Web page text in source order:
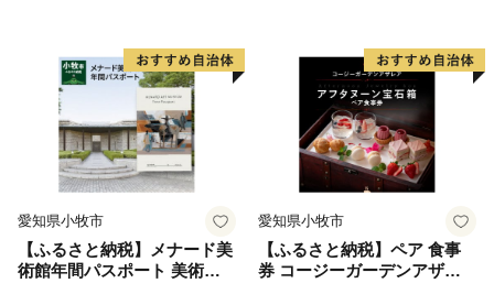
費負担となります。予めご了承ください。
ご注文後にお届け先が変更となる場合は、配送時期ま
でに速やかにコールセンターまでご連絡ください。
▼お問い合わせ先
福岡市ふるさと納税お問合せセンター
TEL 0120-397-613（営業時間 9:00～18:00 / 12/30～1/3
休み）
県 小牧店 小牧市 チケット 送
料無料
県 小牧店 小牧市 チケット 送
愛知県小牧市
【ふるさと納税】メナード美
術館年間パスポート 美術館
愛知県小牧市
【ふるさと納税】ペア 食事
券 コージーガーデンアザレ